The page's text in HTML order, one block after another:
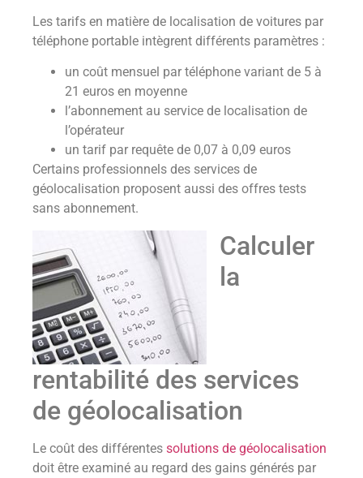
Les tarifs en matière de localisation de voitures par
téléphone portable intègrent différents paramètres :
un coût mensuel par téléphone variant de 5 à
21 euros en moyenne
l’abonnement au service de localisation de
l’opérateur
un tarif par requête de 0,07 à 0,09 euros
Certains professionnels des services de
géolocalisation proposent aussi des offres tests
sans abonnement.
Calculer
la
rentabilité des services
de géolocalisation
Le coût des différentes solutions de géolocalisation
doit être examiné au regard des gains générés par